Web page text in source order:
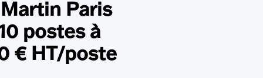
Paris
postes à
€ HT/poste